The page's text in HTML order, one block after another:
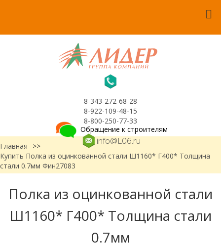
8-343-272-68-28
8-922-109-48-15
8-800-250-77-33
info@L06.ru
Обращение к строителям
Главная
>>
Купить Полка из оцинкованной стали Ш1160* Г400* Толщина
стали 0.7мм Фин27083
Полка из оцинкованной стали
Ш1160* Г400* Толщина стали
0.7мм